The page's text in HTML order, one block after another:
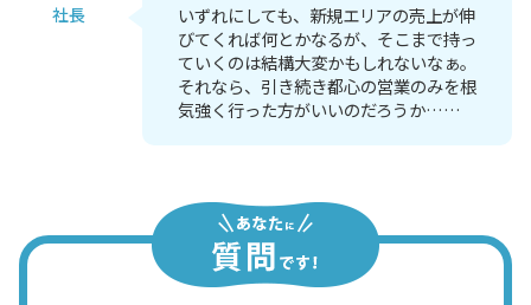
社長
いずれにしても、新規エリアの売上が伸
びてくれば何とかなるが、そこまで持っ
ていくのは結構大変かもしれないなぁ。
それなら、引き続き都心の営業のみを根
気強く行った方がいいのだろうか……